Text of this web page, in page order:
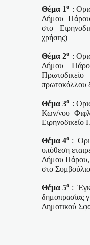
Θέμα 1ο :
Δήμου
στο
χρήσης)
Θέμα 2ο :
Δήμου
πρωτοκόλλου
Θέμα 3ο :
Κων/νου
Θέμα 4ο :
υπόθεση
Δήμου Πάρου,
στο Συμβούλιο
Θέμα 5ο :
δημοπρασίας
Δημοτικού